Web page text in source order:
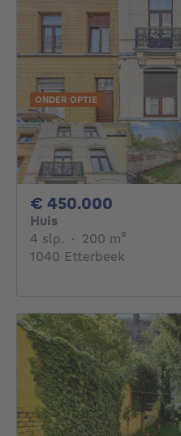
ONDER OPTIE
€ 450.000
Huis
4 slp. 4 slaapkamers
· 200 m²
1040 Etterbeek